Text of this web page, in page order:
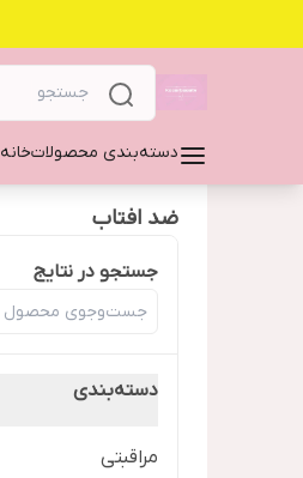
دسته‌بندی محصولاتخانه
ضد افتاب
جستجو در نتایج
دسته‌بندی
مراقبتی